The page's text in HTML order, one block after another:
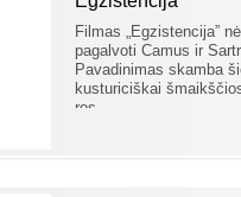
Filmas „Egzis­tencija”
pagalvoti Camus ir
Pavadinimas skamba
kusturiciškai
ros.